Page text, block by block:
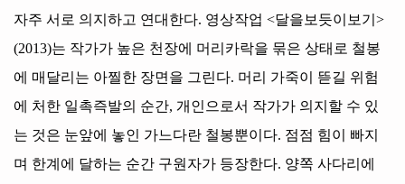
자주 서로 의지하고 연대한다. 영상작업 <달을보듯이보기 >
(2013)는 작가가 높은 천장에 머리카락을 묶은 상태로 철봉
에 매달리는 아찔한 장면을 그린다. 머리 가죽이 뜯길 위험
에 처한 일촉즉발의 순간, 개인으로서 작가가 의지할 수 있
는 것은 눈앞에 놓인 가느다란 철봉뿐이다. 점점 힘이 빠지
며 한계에 달하는 순간 구원자가 등장한다. 양쪽 사다리에